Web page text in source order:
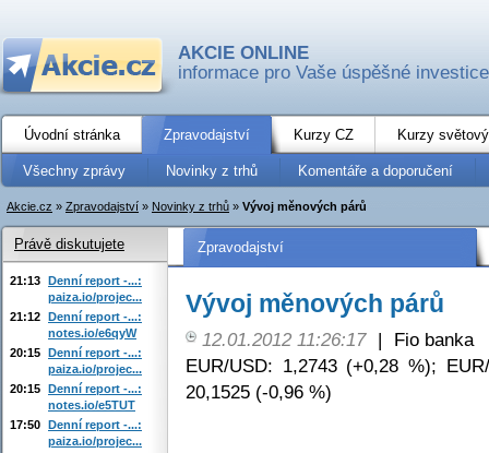
AKCIE ONLINE
informace pro Vaše úspěšné investice
Úvodní stránka Zpravodajství Kurzy CZ Kurzy
Všechny zprávy Novinky z trhů Komentáře a doporučení
Akcie.cz » Zpravodajství » Novinky z trhů » Vývoj měnových párů
Zpravodajství
Vývoj měnových párů
12.01.2012 11:26:17 |
Fio banka
EUR/USD: 1,2743 (+0,28 %);
20,1525 (-0,96 %)
Právě diskutujete
21:13 Denní report -...:
paiza.io/projec...
21:12 Denní report -...:
notes.io/e6qyW
20:15 Denní report -...:
paiza.io/projec...
20:15 Denní report -...:
notes.io/e5TUT
17:50 Denní report -...:
paiza.io/projec...